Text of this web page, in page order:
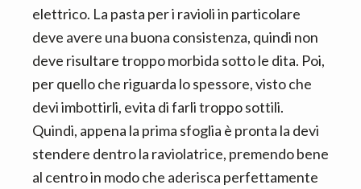
elettrico. La pasta per i ravioli in particolare
deve avere una buona consistenza, quindi non
deve risultare troppo morbida sotto le dita. Poi,
per quello che riguarda lo spessore, visto che
devi imbottirli, evita di farli troppo sottili.
Quindi, appena la prima sfoglia è pronta la devi
stendere dentro la raviolatrice, premendo bene
al centro in modo che aderisca perfettamente